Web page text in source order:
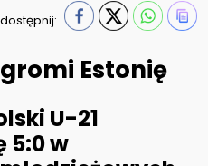
gromi Estonię
U-21
5:0 w